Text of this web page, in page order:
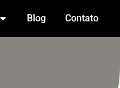
Blog Contato